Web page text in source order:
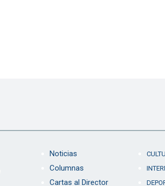
Noticias
Columnas
Cartas al Director